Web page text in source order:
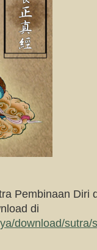
Pembinaan Diri
di
download/